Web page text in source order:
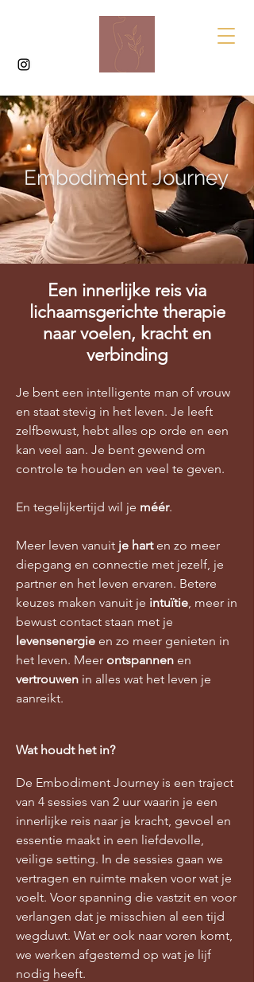
Embodiment Journey
Een innerlijke reis via
lichaamsgerichte therapie
naar voelen, kracht en
verbinding
Je bent een intelligente man of vrouw
en staat stevig in het leven. Je leeft
zelfbewust, hebt alles op orde en een
kan veel aan. Je bent gewend om
controle te houden en veel te geven.
En tegelijkertijd wil je méér.
Meer leven vanuit je hart en zo meer
diepgang en connectie met jezelf, je
partner en het leven ervaren. Betere
keuzes maken vanuit je intuïtie, meer in
bewust contact staan met je
levensenergie en zo meer genieten in
het leven. Meer ontspannen en
vertrouwen in alles wat het leven je
aanreikt.
Wat houdt het in?
De Embodiment Journey is een traject
van 4 sessies van 2 uur waarin je een
innerlijke reis naar je kracht, gevoel en
essentie maakt in een liefdevolle,
veilige setting. In de sessies gaan we
vertragen en ruimte maken voor wat je
voelt. Voor spanning die vastzit en voor
verlangen dat je misschien al een tijd
wegduwt. Wat er ook naar voren komt,
we werken afgestemd op wat je lijf
nodig heeft.